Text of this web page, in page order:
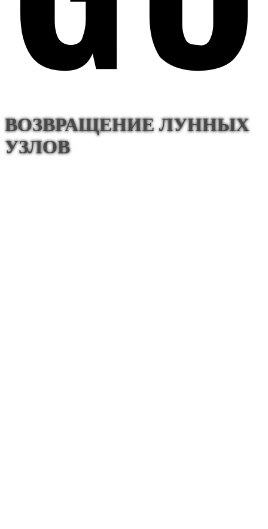
ВОЗВРАЩЕНИЕ ЛУННЫХ
УЗЛОВ